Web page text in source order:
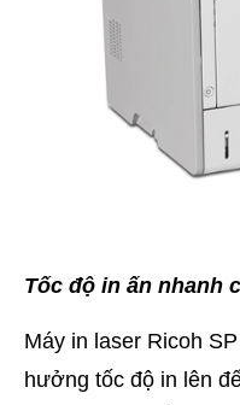
Tốc độ in ấn nhanh
Máy in laser Ricoh
hưởng tốc độ in lên